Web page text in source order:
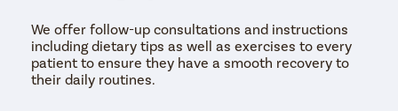
We offer follow-up consultations and instructions
including dietary tips as well as exercises to every
patient to ensure they have a smooth recovery to
their daily routines.